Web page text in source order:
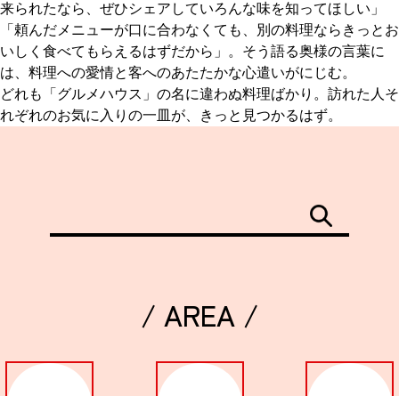
来られたなら、ぜひシェアしていろんな味を知ってほしい」
「頼んだメニューが口に合わなくても、別の料理ならきっとお
いしく食べてもらえるはずだから」。そう語る奥様の言葉に
は、料理への愛情と客へのあたたかな心遣いがにじむ。
どれも「グルメハウス」の名に違わぬ料理ばかり。訪れた人そ
れぞれのお気に入りの一皿が、きっと見つかるはず。
/ AREA /